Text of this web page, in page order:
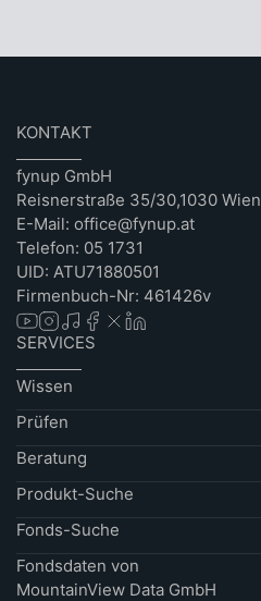
KONTAKT
fynup GmbH
Reisnerstraße 35/30,1030 Wien
E-Mail: office@fynup.at
Telefon: 05 1731
UID: ATU71880501
Firmenbuch-Nr: 461426v
SERVICES
Wissen
Prüfen
Beratung
Produkt-Suche
Fonds-Suche
Fondsdaten von
MountainView Data GmbH